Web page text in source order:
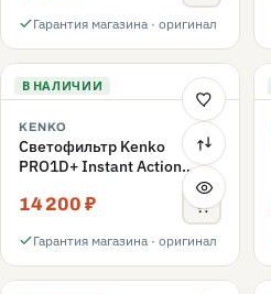
Гарантия магазина · оригинал
В НАЛИЧИИ
KENKO
Светофильтр Kenko
PRO1D+ Instant Action
Variable NDX3-450+C-PLS
переменной плотности
14 200 ₽
Гарантия магазина · оригинал